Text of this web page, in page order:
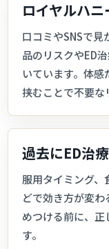
ロイヤルハ
口コミやSNSで
品のリスクやED
いています。体
挟むことで不要な
過去にED治
服用タイミング、
どで効き方が変
めつける前に、
す。